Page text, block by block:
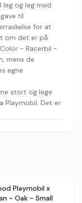
og leg med
til
for at
om det er på
- Racerbil -
mens de
egne
stort og lege
Playmobil. Det er
Playmobil x
- Oak - Small